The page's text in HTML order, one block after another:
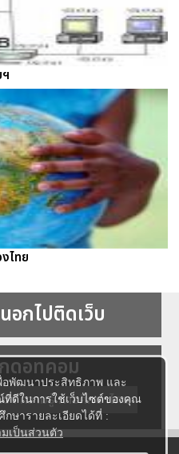
อพัฒนาประสิทธิภาพ และ
ดีในการใช้เว็บไซต์ของคุณ
ษารายละเอียดได้ที่ :
เป็นส่วนตัว
ไทย
อกไปติดเว็บ
ดอทคอม
า ความรู้ การศึกษาไทย